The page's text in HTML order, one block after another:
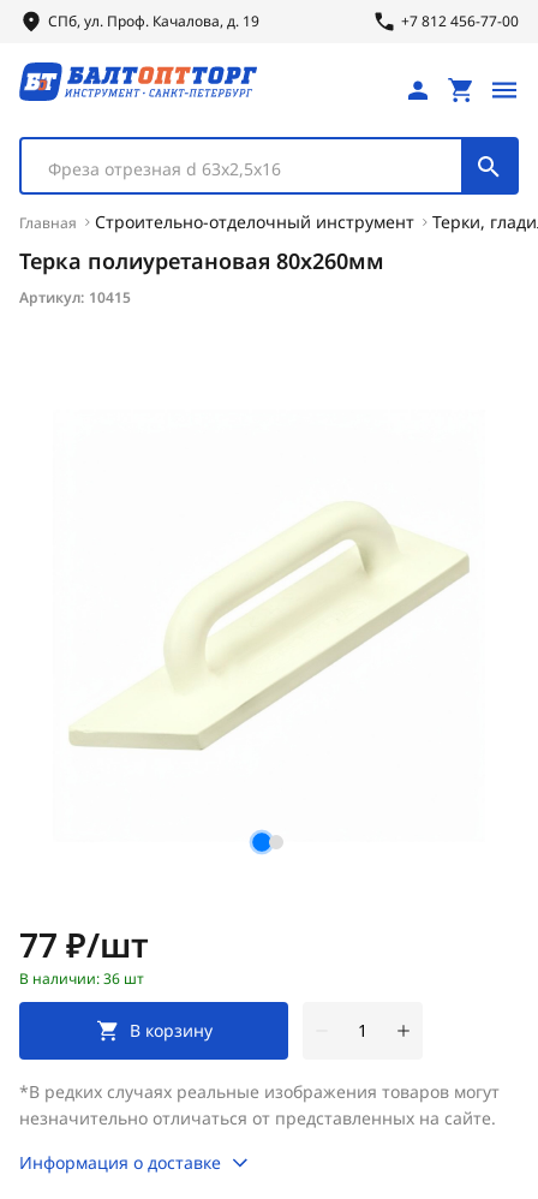
СПб, ул. Проф. Качалова, д. 19 +7 812 456-77-00
Фреза отрезная d 63х2,5х16
Главная Строительно-отделочный инструмент Терки,
Терка полиуретановая 80х260мм
Артикул: 10415
Цена:
77 ₽/шт
В наличии: 36 шт
В корзину
*В редких случаях реальные изображения товаров могут
незначительно отличаться от представленных на сайте.
Информация о доставке